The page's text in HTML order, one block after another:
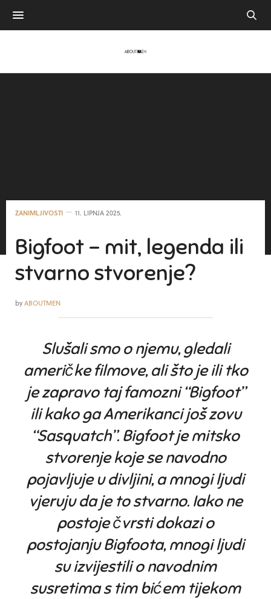
ZANIMLJIVOSTI 11. LIPNJA 2025.
Bigfoot – mit, legenda ili
stvarno stvorenje?
byABOUTMEN
Slušali smo o njemu, gledali
američke filmove, ali što je ili tko
je zapravo taj famozni “Bigfoot”
ili kako ga Amerikanci još zovu
“Sasquatch”. Bigfoot je mitsko
stvorenje koje se navodno
pojavljuje u divljini, a mnogi ljudi
vjeruju da je to stvarno. Iako ne
postoje čvrsti dokazi o
postojanju Bigfoota, mnogi ljudi
su izvijestili o navodnim
susretima s tim bićem tijekom